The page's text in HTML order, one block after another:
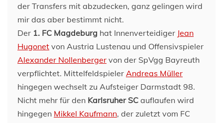
der Transfers mit abzudecken, ganz gelingen wird
mir das aber bestimmt nicht.
Der 1. FC Magdeburg hat Innenverteidiger Jean
Hugonet von Austria Lustenau und Offensivspieler
Alexander Nollenberger von der SpVgg Bayreuth
verpflichtet. Mittelfeldspieler Andreas Müller
hingegen wechselt zu Aufsteiger Darmstadt 98.
Nicht mehr für den Karlsruher SC auflaufen wird
hingegen Mikkel Kaufmann, der zuletzt vom FC